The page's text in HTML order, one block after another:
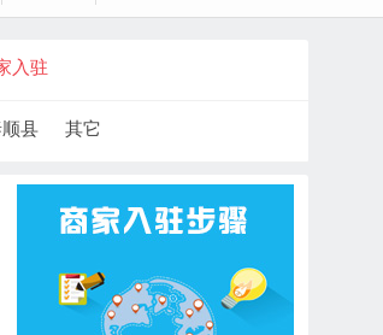
入驻
县 其它